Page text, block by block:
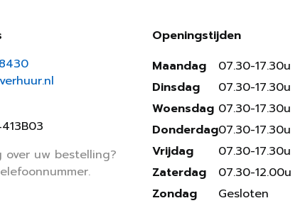
uw bestelling?
Openingstijden
Maandag
Dinsdag
Woensdag
Donderdag
Vrijdag
Zaterdag
Zondag
07.30-17.30u
07.30-17.30u
07.30-17.30u
07.30-17.30u
07.30-17.30u
07.30-12.00u
Gesloten